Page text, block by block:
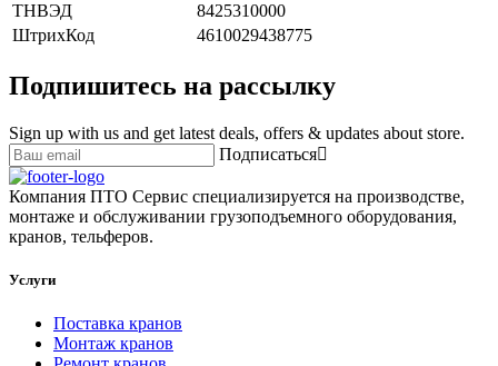
ТНВЭД
8425310000
ШтрихКод
4610029438775
Подпишитесь на рассылку
Sign up with us and get latest deals, offers & updates about store.
Подписаться
Компания ПТО Сервис специализируется на производстве,
монтаже и обслуживании грузоподъемного оборудования,
кранов, тельферов.
Услуги
Поставка кранов
Монтаж кранов